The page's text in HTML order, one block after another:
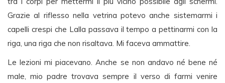
Grazie al riflesso nella vetrina potevo anche sistemarmi i
capelli crespi che Lalla passava il tempo a pettinarmi con la
riga, una riga che non risaltava. Mi faceva ammattire.
Le lezioni mi piacevano. Anche se non andavo né bene né
male, mio padre trovava sempre il verso di farmi venire